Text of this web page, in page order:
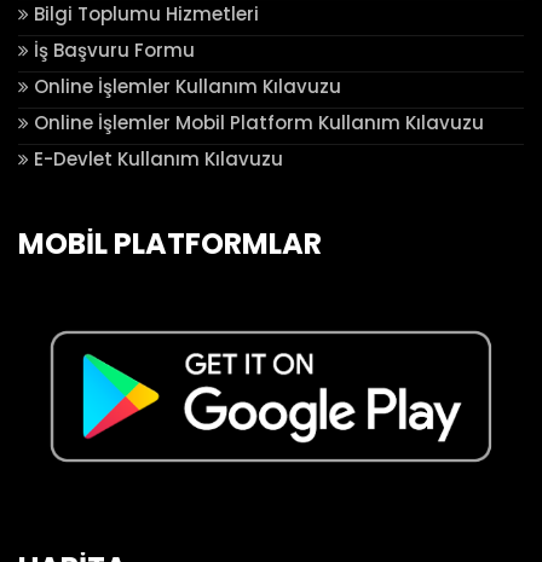
Bilgi Toplumu Hizmetleri
İş Başvuru Formu
Online İşlemler Kullanım Kılavuzu
Online İşlemler Mobil Platform Kullanım Kılavuzu
E-Devlet Kullanım Kılavuzu
MOBİL PLATFORMLAR